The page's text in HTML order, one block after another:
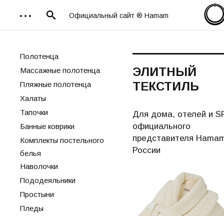
Официальный сайт ® Hamam
Полотенца
Массажные полотенца
Пляжные полотенца
Халаты
Тапочки
Банные коврики
Комплекты постельного
белья
Наволочки
Пододеяльники
Простыни
Пледы
ЭЛИТНЫЙ
ТЕКСТИЛЬ
Для дома, отелей и
официального
представителя
России